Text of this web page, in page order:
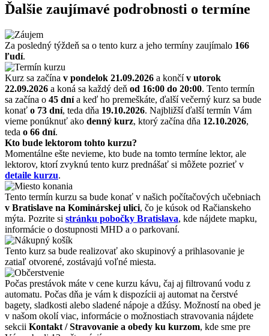
Ďalšie zaujímavé podrobnosti o termíne
Za posledný týždeň sa o tento kurz a jeho termíny zaujímalo 166
ľudí.
Kurz sa začína v pondelok 21.09.2026 a končív utorok
22.09.2026 a koná sa každý deň od 16:00 do 20:00. Tento termín
sa začína o 45 dnía keď ho premeškáte, ďalší večerný kurz sa bude
konať o 73 dní, teda dňa 19.10.2026. Najbližší ďalší termín Vám
vieme ponúknuť ako denný kurz, ktorý začína dňa 12.10.2026,
teda o 66 dní.
Kto bude lektorom tohto kurzu?
Momentálne ešte nevieme, kto bude na tomto termíne lektor, ale
lektorov, ktorí zvyknú tento kurz prednášať si môžete pozrieť v
detaile kurzu.
Tento termín kurzu sa bude konať v našich počítačových učebniach
v Bratislave na Kominárskej ulici, čo je kúsok od Račianskeho
mýta. Pozrite si stránku pobočky Bratislava, kde nájdete mapku,
informácie o dostupnosti MHD a o parkovaní.
Tento kurz sa bude realizovať ako skupinový a prihlasovanie je
zatiaľ otvorené, zostávajú voľné miesta.
Počas prestávok máte v cene kurzu kávu, čaj aj filtrovanú vodu z
automatu. Počas dňa je vám k dispozícii aj automat na čerstvé
bagety, sladkosti alebo sladené nápoje a džúsy. Možností na obed je
v našom okolí viac, informácie o možnostiach stravovania nájdete
sekcii Kontakt / Stravovanie a obedy ku kurzom, kde sme pre